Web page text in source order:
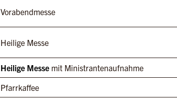
Vorabendmesse
Heilige Messe
Heilige Messemit Ministrantenaufnahme
Pfarrkaffee